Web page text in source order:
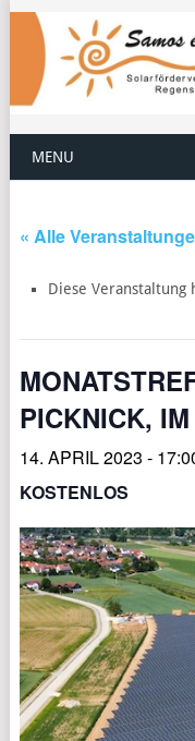
MENU
« Alle
Diese
PICKNICK,
14. APRIL 2023 -
KOSTENLOS